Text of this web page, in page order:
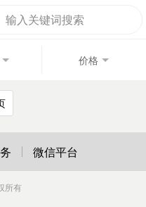
输入关键词搜索
价格
微信平台
所有